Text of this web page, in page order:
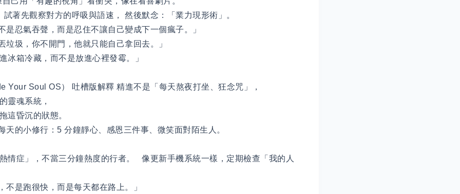
著先觀察對方的呼吸與語速， 然後默念：「業力現形術」。
忍氣吞聲，而是忍住不讓自己變成下一個瘋子。」
垃圾，你不開門，他就只能自己拿回去。」
冰箱冷藏，而不是放進心裡發霉。」
Soul OS） 吐槽版解釋 精進不是「每天熬夜打坐、狂念咒」，
靈魂系統，
這昏沉的狀態。
的小修行：5 分鐘靜心、感恩三件事、微笑面對陌生人。
情症」，不當三分鐘熱度的行者。 像更新手機系統一樣，定期檢查「我的人
是跑很快，而是每天都在路上。」